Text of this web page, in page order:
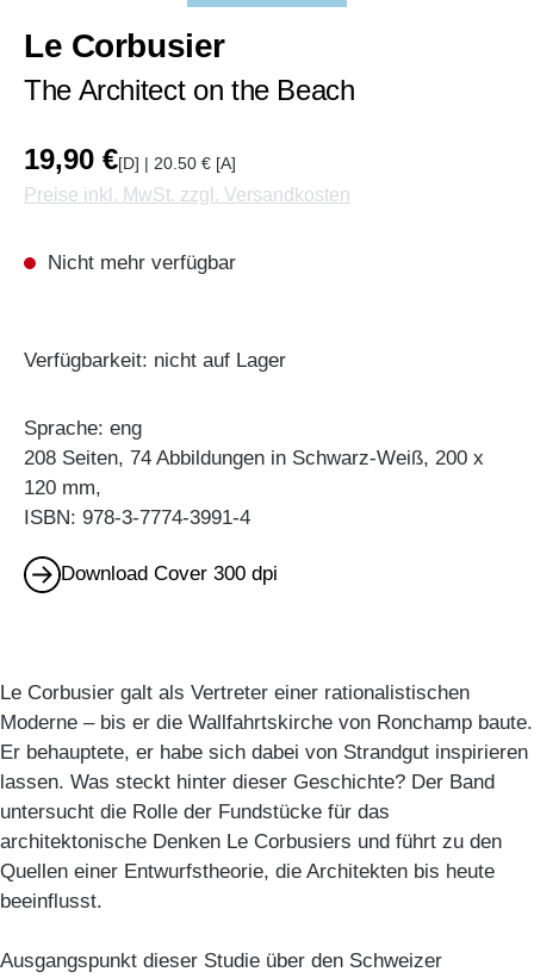
Le Corbusier
The Architect on the Beach
19,90 €[D] | 20.50 € [A]
Preise inkl. MwSt. zzgl. Versandkosten
Nicht mehr verfügbar
Verfügbarkeit: nicht auf Lager
Sprache: eng
208 Seiten, 74 Abbildungen in Schwarz-Weiß, 200 x
120 mm,
ISBN: 978-3-7774-3991-4
Download Cover 300 dpi
Le Corbusier galt als Vertreter einer rationalistischen
Moderne – bis er die Wallfahrtskirche von Ronchamp baute.
Er behauptete, er habe sich dabei von Strandgut inspirieren
lassen. Was steckt hinter dieser Geschichte? Der Band
untersucht die Rolle der Fundstücke für das
architektonische Denken Le Corbusiers und führt zu den
Quellen einer Entwurfstheorie, die Architekten bis heute
beeinflusst.
Ausgangspunkt dieser Studie über den Schweizer